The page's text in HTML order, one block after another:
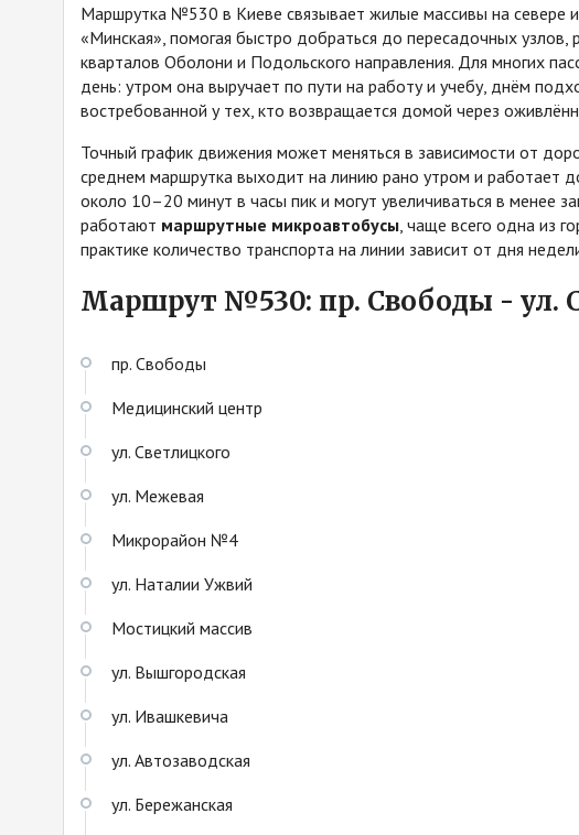
Маршрутка №530 в Киеве связывает жилые массивы на севере
«Минская», помогая быстро добраться до пересадочных узлов,
кварталов Оболони и Подольского направления. Для многих
день: утром она выручает по пути на работу и учебу, днём
востребованной у тех, кто возвращается домой через
Точный график движения может меняться в зависимости от
среднем маршрутка выходит на линию рано утром и работает
около 10–20 минут в часы пик и могут увеличиваться в менее
работают маршрутные микроавтобусы , чаще всего одна из
практике количество транспорта на линии зависит от дня
Маршрут №530: пр. Свободы - ул.
пр. Свободы
Медицинский центр
ул. Светлицкого
ул. Межевая
Микрорайон №4
ул. Наталии Ужвий
Мостицкий массив
ул. Вышгородская
ул. Ивашкевича
ул. Автозаводская
ул. Бережанская